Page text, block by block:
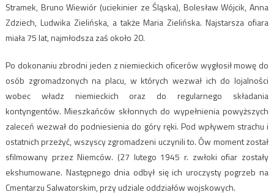
Stramek, Bruno Wiewiór (uciekinier ze Śląska), Bolesław Wójcik, Anna
Zdziech, Ludwika Zielińska, a także Maria Zielińska. Najstarsza ofiara
miała 75 lat, najmłodsza zaś około 20.
Po dokonaniu zbrodni jeden z niemieckich oficerów wygłosił mowę do
osób zgromadzonych na placu, w których wezwał ich do lojalności
wobec władz niemieckich oraz do regularnego składania
kontyngentów. Mieszkańców skłonnych do wypełnienia powyższych
zaleceń wezwał do podniesienia do góry ręki. Pod wpływem strachu i
ostatnich przeżyć, wszyscy zgromadzeni uczynili to. Ów moment został
sfilmowany przez Niemców. (27 lutego 1945 r. zwłoki ofiar zostały
ekshumowane. Następnego dnia odbył się ich uroczysty pogrzeb na
Cmentarzu Salwatorskim, przy udziale oddziałów wojskowych.